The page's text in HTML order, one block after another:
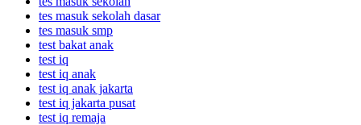
tes masuk sekolah dasar
tes masuk smp
test bakat anak
test iq
test iq anak
test iq anak jakarta
test iq jakarta pusat
test iq remaja